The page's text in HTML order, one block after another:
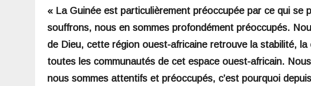
« La Guinée est particulièrement préoccupée par ce qui se
souffrons, nous en sommes profondément préoccupés.
de Dieu, cette région ouest-africaine retrouve la stabilité,
toutes les communautés de cet espace ouest-africain.
nous sommes attentifs et préoccupés, c’est pourquoi